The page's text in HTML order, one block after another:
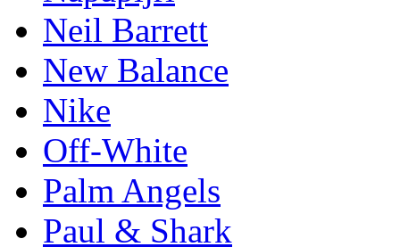
Neil Barrett
New Balance
Nike
Off-White
Palm Angels
Paul & Shark